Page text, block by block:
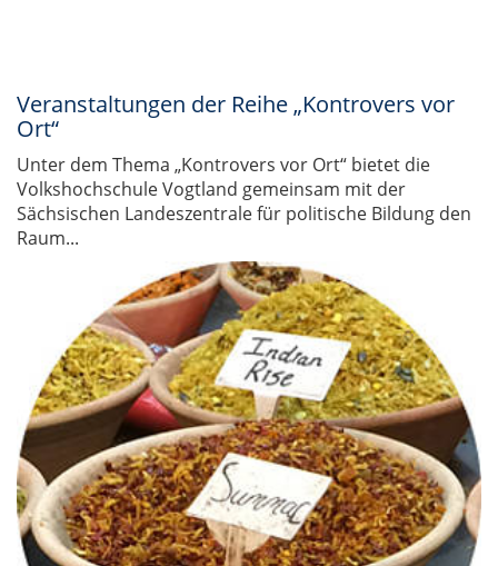
Veranstaltungen der Reihe „Kontrovers vor
Ort“
Unter dem Thema „Kontrovers vor Ort“ bietet die
Volkshochschule Vogtland gemeinsam mit der
Sächsischen Landeszentrale für politische Bildung den
Raum...